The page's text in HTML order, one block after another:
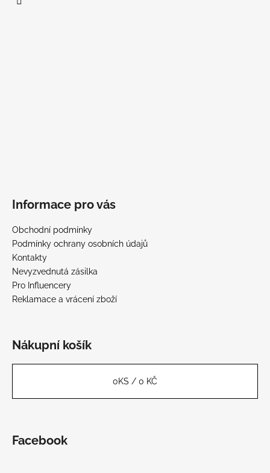
Informace pro vás
Obchodní podmínky
Podmínky ochrany osobních údajů
Kontakty
Nevyzvednutá zásilka
Pro Influencery
Reklamace a vrácení zboží
Nákupní košík
0KS / 0 KČ
Facebook